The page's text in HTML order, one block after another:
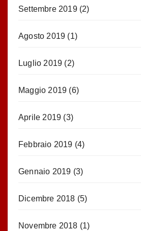
Settembre 2019(2)
Agosto 2019 (1)
Luglio 2019 (2)
Maggio 2019 (6)
Aprile 2019 (3)
Febbraio 2019 (4)
Gennaio 2019 (3)
Dicembre 2018 (5)
Novembre 2018 (1)